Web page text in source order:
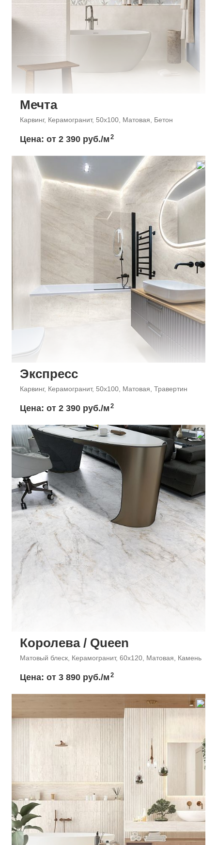
Мечта
Карвинг, Керамогранит, 50x100, Матовая, Бетон
Цена: от 2 390 руб./м 2
Экспресс
Карвинг, Керамогранит, 50x100, Матовая, Травертин
Цена: от 2 390 руб./м 2
Королева / Queen
Матовый блеск, Керамогранит, 60x120, Матовая, Камень
Цена: от 3 890 руб./м 2